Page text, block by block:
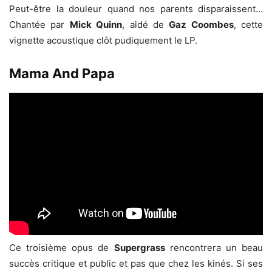
Peut-être la douleur quand nos parents disparaissent…
Chantée par Mick Quinn, aidé deGaz Coombes, cette
vignette acoustique clôt pudiquement le LP.
Mama And Papa
Ce troisième opus de Supergrassrencontrera un beau
succès critique et public et pas que chez les kinés. Si ses